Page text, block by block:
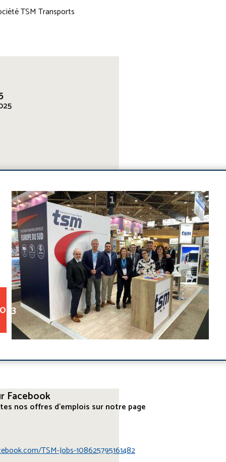
TSM Transports
Facebook
nos offres d'emplois sur notre page
TSM-Jobs-108625795161482